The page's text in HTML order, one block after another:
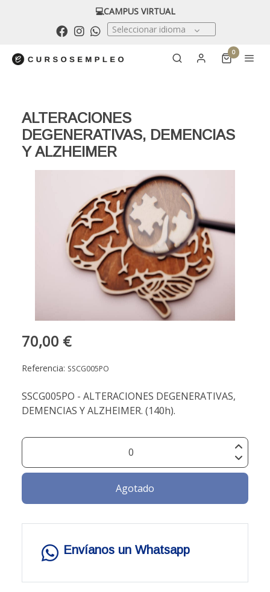
💻CAMPUS VIRTUAL
Seleccionar idioma
0
ALTERACIONES
DEGENERATIVAS, DEMENCIAS
Y ALZHEIMER
70,00 €
Referencia: SSCG005PO
SSCG005PO - ALTERACIONES DEGENERATIVAS,
DEMENCIAS Y ALZHEIMER. (140h).
Agotado
Envíanos un Whatsapp